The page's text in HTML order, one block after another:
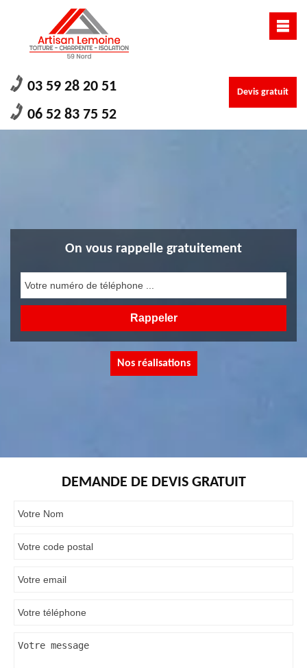
03 59 28 20 51
06 52 83 75 52
Devis gratuit
On vous rappelle gratuitement
Nos réalisations
DEMANDE DE DEVIS GRATUIT